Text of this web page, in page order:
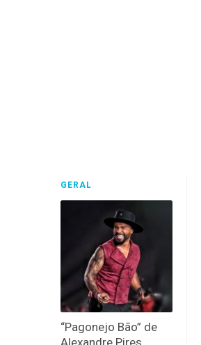
GERAL
“Pagonejo Bão” de